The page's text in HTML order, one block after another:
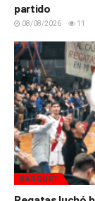
partido
08/08/2026 11
BÁSQUET